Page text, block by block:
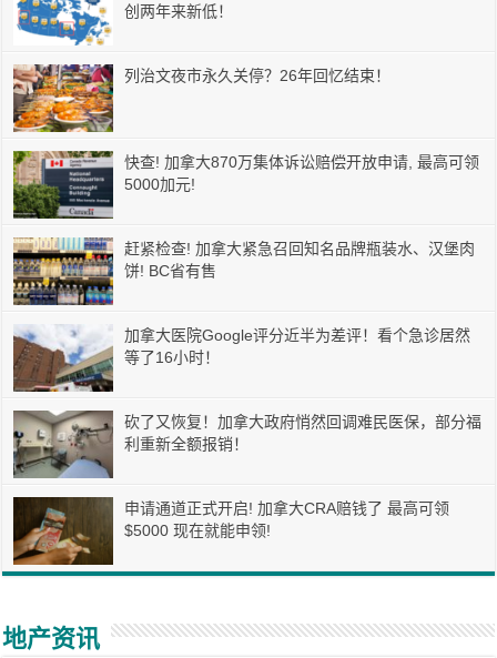
创两年来新低！
列治文夜市永久关停？26年回忆结束！
快查! 加拿大870万集体诉讼赔偿开放申请, 最高可领
5000加元!
赶紧检查! 加拿大紧急召回知名品牌瓶装水、汉堡肉
饼! BC省有售
加拿大医院Google评分近半为差评！看个急诊居然
等了16小时！
砍了又恢复！加拿大政府悄然回调难民医保，部分福
利重新全额报销！
申请通道正式开启! 加拿大CRA赔钱了 最高可领
$5000 现在就能申领!
地产资讯